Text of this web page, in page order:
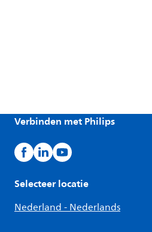
Verbinden met Philips
Selecteer locatie
Nederland - Nederlands